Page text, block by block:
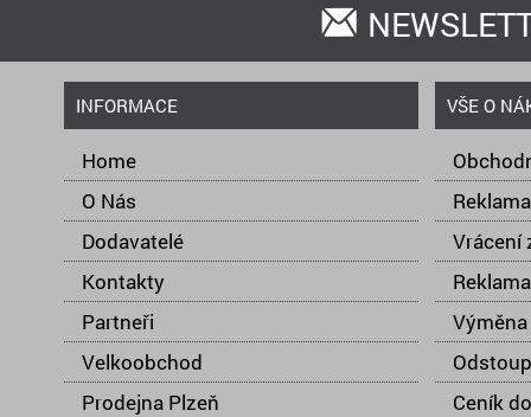
INFORMACE
Home
O Nás
Dodavatelé
Kontakty
Partneři
Velkoobchod
Prodejna Plzeň
VŠE O
Vrácení
Ceník